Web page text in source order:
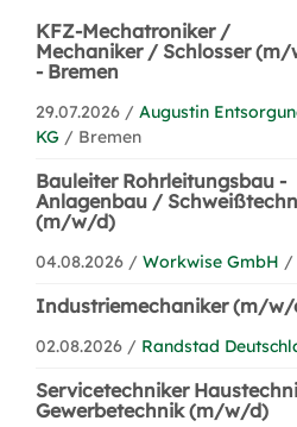
KFZ-Mechatroniker /
Mechaniker / Schlosser
- Bremen
29.07.2026 / Augustin
KG / Bremen
Bauleiter Rohrleitungsbau -
Anlagenbau /
(m/w/d)
04.08.2026 / Workwise GmbH /
Industriemechaniker (m/
02.08.2026 / Randstad
Servicetechniker
Gewerbetechnik (m/w/d)